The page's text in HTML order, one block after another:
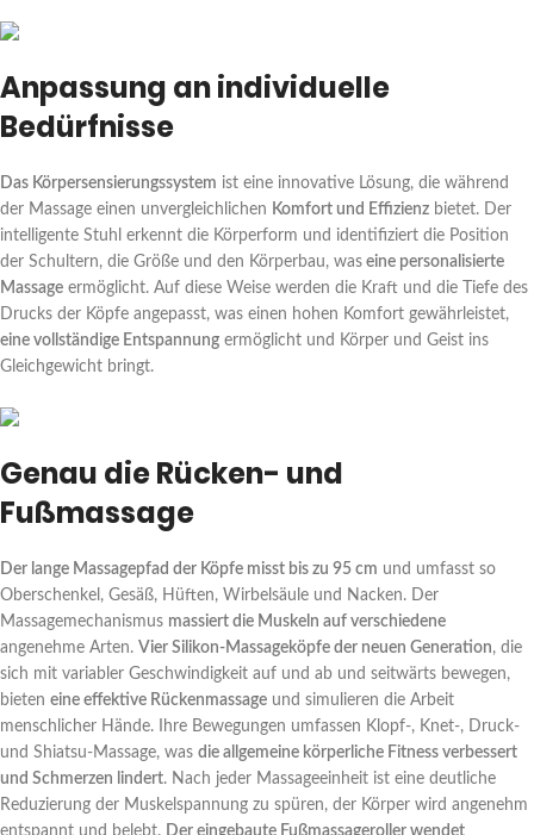
Anpassung an individuelle
Bedürfnisse
Das Körpersensierungssystem ist eine innovative Lösung, die während
der Massage einen unvergleichlichen Komfort und Effizienz bietet. Der
intelligente Stuhl erkennt die Körperform und identifiziert die Position
der Schultern, die Größe und den Körperbau, was eine personalisierte
Massage ermöglicht. Auf diese Weise werden die Kraft und die Tiefe des
Drucks der Köpfe angepasst, was einen hohen Komfort gewährleistet,
eine vollständige Entspannung ermöglicht und Körper und Geist ins
Gleichgewicht bringt.
Genau die Rücken- und
Fußmassage
Der lange Massagepfad der Köpfe misst bis zu 95 cm und umfasst so
Oberschenkel, Gesäß, Hüften, Wirbelsäule und Nacken. Der
Massagemechanismus massiert die Muskeln auf verschiedene
angenehme Arten. Vier Silikon-Massageköpfe der neuen Generation, die
sich mit variabler Geschwindigkeit auf und ab und seitwärts bewegen,
bieten eine effektive Rückenmassage und simulieren die Arbeit
menschlicher Hände. Ihre Bewegungen umfassen Klopf-, Knet-, Druck-
und Shiatsu-Massage, was die allgemeine körperliche Fitness verbessert
und Schmerzen lindert. Nach jeder Massageeinheit ist eine deutliche
Reduzierung der Muskelspannung zu spüren, der Körper wird angenehm
entspannt und belebt. Der eingebaute Fußmassageroller wendet